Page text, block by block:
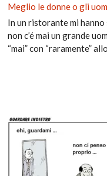
Meglio le donne o gli
In un ristorante mi
non c’é mai un grande
“mai” con “raramente”